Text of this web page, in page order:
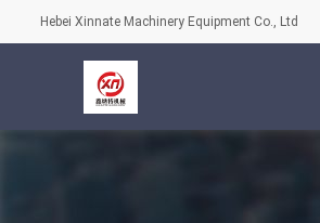
Hebei Xinnate Machinery Equipment Co., Ltd